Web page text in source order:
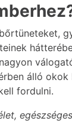
álló
fordulni.